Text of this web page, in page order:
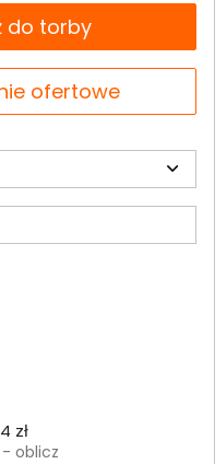
do torby
ofertowe
zł
oblicz